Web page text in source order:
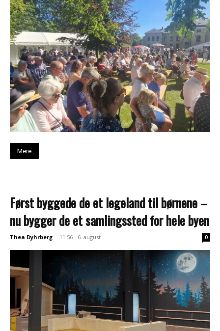
Mere
Først byggede de et legeland til børnene –
nu bygger de et samlingssted for hele byen
Thea Dyhrberg - 11:56 - 6. august 0